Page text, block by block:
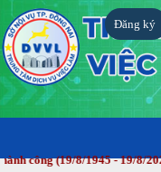
Đăng ký
(19/8/1945 - 19/8/2026)